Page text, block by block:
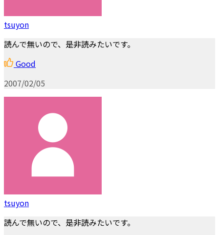
tsuyon
読んで無いので、是非読みたいです。
Good
2007/02/05
tsuyon
読んで無いので、是非読みたいです。